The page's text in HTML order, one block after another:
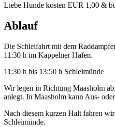
Liebe Hunde kosten EUR 1,00 &
Ablauf
Die Schleifahrt mit dem
11:30 h im Kappelner Hafen.
11:30 h bis 13:50 h Schleimünde
Wir legen in Richtung Maasholm
anlegt. In Maasholm kann Aus-
Nach diesem kurzen Halt fahren
Schleimünde.